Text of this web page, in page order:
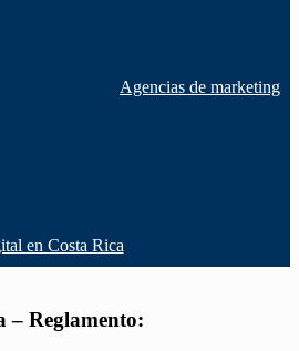
Agencias de marketing
en Costa Rica
– Reglamento: